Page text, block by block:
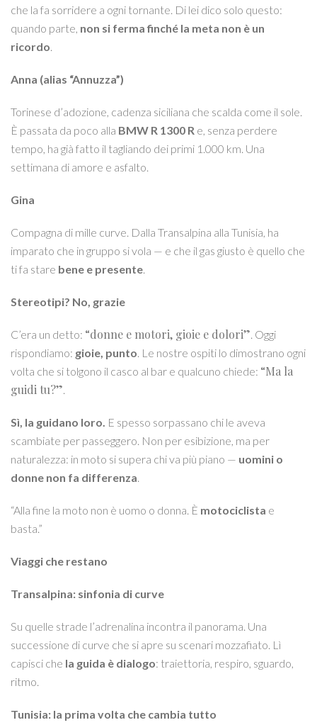
che la fa sorridere a ogni tornante. Di lei dico solo questo:
quando parte, non si ferma finché la meta non è un
ricordo.
Anna (alias “Annuzza”)
Torinese d’adozione, cadenza siciliana che scalda come il sole.
È passata da poco alla BMW R 1300 R e, senza perdere
tempo, ha già fatto il tagliando dei primi 1.000 km. Una
settimana di amore e asfalto.
Gina
Compagna di mille curve. Dalla Transalpina alla Tunisia, ha
imparato che in gruppo si vola — e che il gas giusto è quello che
ti fa stare bene e presente.
Stereotipi? No, grazie
C’era un detto: “donne e motori, gioie e dolori”. Oggi
rispondiamo: gioie, punto. Le nostre ospiti lo dimostrano ogni
volta che si tolgono il casco al bar e qualcuno chiede: “Ma la
guidi tu?”.
Sì, la guidano loro. E spesso sorpassano chi le aveva
scambiate per passeggero. Non per esibizione, ma per
naturalezza: in moto si supera chi va più piano — uomini o
donne non fa differenza.
“Alla fine la moto non è uomo o donna. È motociclista e
basta.”
Viaggi che restano
Transalpina: sinfonia di curve
Su quelle strade l’adrenalina incontra il panorama. Una
successione di curve che si apre su scenari mozzafiato. Lì
capisci che la guida è dialogo: traiettoria, respiro, sguardo,
ritmo.
Tunisia: la prima volta che cambia tutto